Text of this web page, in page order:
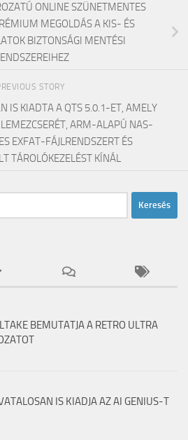
ONLINE SZÜNETMENTES
MEGOLDÁS A KIS- ÉS
BIZTONSÁGI MENTÉSI
STORY
IS KIADTA A QTS 5.0.1-ET, AMELY
ARM-ALAPÚ NAS-
EXFAT-FÁJLRENDSZERT ÉS
TÁROLÓKEZELÉST KÍNÁL
BEMUTATJA A RETRO ULTRA
IS KIADJA AZ AI GENIUS-T